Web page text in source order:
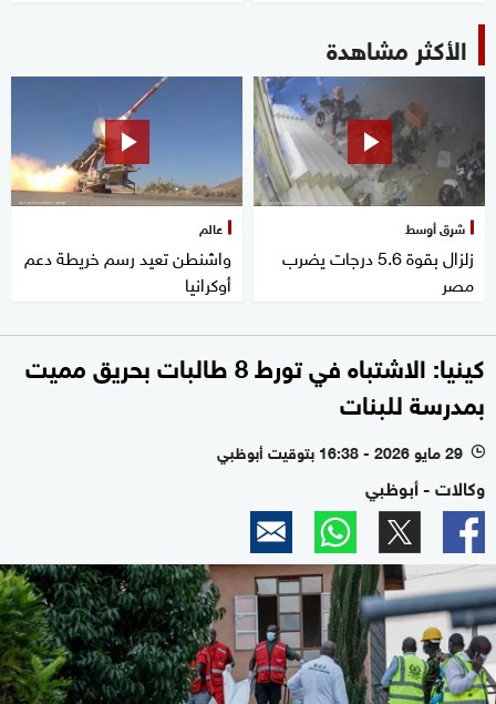
الأكثر مشاهدة
شرق أوسط
زلزال بقوة 5.6 درجات يضرب
مصر
عالم
واشنطن تعيد رسم خريطة دعم
أوكرانيا
كينيا: الاشتباه في تورط 8 طالبات بحريق مميت
بمدرسة للبنات
l 29 مايو 2026 - 16:38 بتوقيت أبوظبي
وكالات - أبوظبي